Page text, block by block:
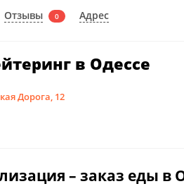
Отзывы 0 Адрес
в Одессе
Дорога, 12
– заказ еды в